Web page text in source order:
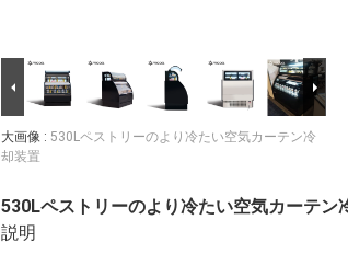
大画像 : 530Lペストリーのより冷たい空気カーテン冷
却装置
530Lペストリーのより冷たい空気カーテン
説明